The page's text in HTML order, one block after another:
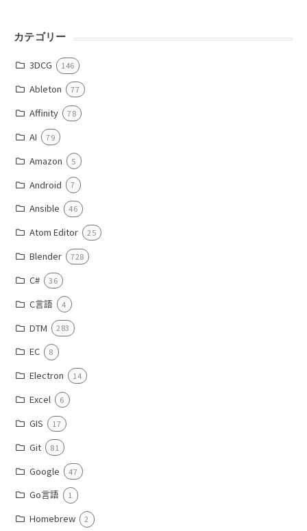
カテゴリー
3DCG 146
Ableton 77
Affinity 78
AI 79
Amazon 5
Android 7
Ansible 46
Atom Editor 25
Blender 728
C# 36
C言語 4
DTM 283
EC 8
Electron 14
Excel 6
GIS 17
Git 81
Google 47
Go言語 1
Homebrew 2